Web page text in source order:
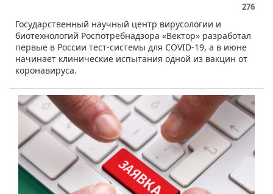
276
Государственный научный центр вирусологии и
биотехнологий Роспотребнадзора «Вектор» разработал
первые в России тест-системы для COVID-19, а в июне
начинает клинические испытания одной из вакцин от
коронавируса.